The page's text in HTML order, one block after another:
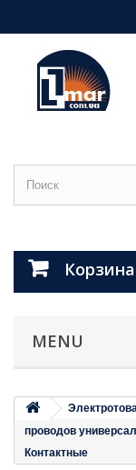
Корзина
MENU
проводов
Контактные